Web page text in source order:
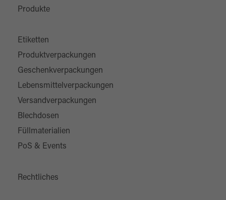
Produkte
Etiketten
Produktverpackungen
Geschenkverpackungen
Lebensmittelverpackungen
Versandverpackungen
Blechdosen
Füllmaterialien
PoS & Events
Rechtliches